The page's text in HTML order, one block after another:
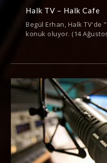
Halk TV – Halk Cafe
Begül Erhan, Halk TV'de
konuk oluyor. (14